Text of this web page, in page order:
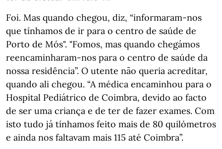
Foi. Mas quando chegou, diz, “informaram-nos
que tínhamos de ir para o centro de saúde de
Porto de Mós". "Fomos, mas quando chegámos
reencaminharam-nos para o centro de saúde da
nossa residência”. O utente não queria acreditar,
quando ali chegou. “A médica encaminhou para o
Hospital Pediátrico de Coimbra, devido ao facto
de ser uma criança e de ter de fazer exames. Com
isto tudo já tínhamos feito mais de 80 quilómetros
e ainda nos faltavam mais 115 até Coimbra”.